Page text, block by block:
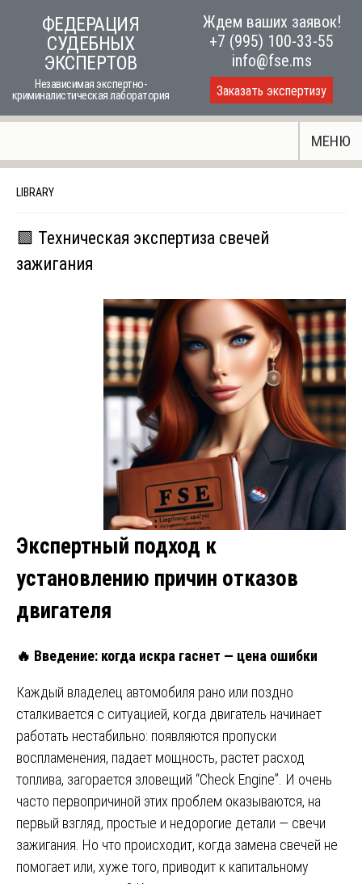
ФЕДЕРАЦИЯ
СУДЕБНЫХ
ЭКСПЕРТОВ
Независимая экспертно-
криминалистическая лаборатория
Ждем ваших заявок!
+7 (995) 100-33-55
info@fse.ms
Заказать экспертизу
МЕНЮ
LIBRARY
🟩 Техническая экспертиза свечей
зажигания
Экспертный подход к
установлению причин отказов
двигателя
🔥 Введение: когда искра гаснет — цена ошибки
Каждый владелец автомобиля рано или поздно
сталкивается с ситуацией, когда двигатель начинает
работать нестабильно: появляются пропуски
воспламенения, падает мощность, растет расход
топлива, загорается зловещий “Check Engine”. И очень
часто первопричиной этих проблем оказываются, на
первый взгляд, простые и недорогие детали — свечи
зажигания. Но что происходит, когда замена свечей не
помогает или, хуже того, приводит к капитальному